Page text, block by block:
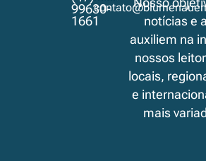
99630-
1661
Nosso
notícias e
auxiliem na
nossos
locais,
e
mais